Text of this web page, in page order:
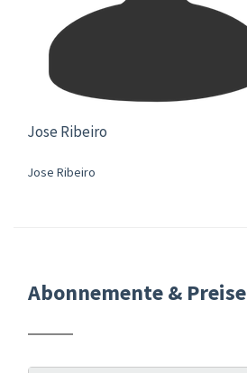
Jose Ribeiro
Jose Ribeiro
Abonnemente & Preise